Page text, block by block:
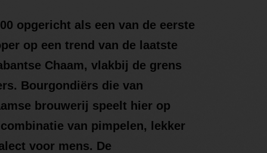
opgericht als een van de eerste
op een trend van de laatste
Chaam, vlakbij de grens
Bourgondiërs die van
brouwerij speelt hier op
van pimpelen, lekker
voor mens. De